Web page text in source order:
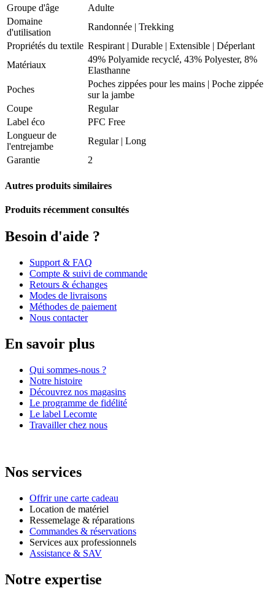
Groupe d'âge
Adulte
Domaine
d'utilisation
Randonnée | Trekking
Propriétés du textile Respirant | Durable | Extensible | Déperlant
Matériaux
49% Polyamide recyclé, 43% Polyester, 8%
Elasthanne
Poches
Poches zippées pour les mains | Poche zippée
sur la jambe
Coupe
Regular
Label éco
PFC Free
Longueur de
l'entrejambe
Regular | Long
Garantie
2
Autres produits similaires
Produits récemment consultés
Besoin d'aide ?
Support & FAQ
Compte & suivi de commande
Retours & échanges
Modes de livraisons
Méthodes de paiement
Nous contacter
En savoir plus
Qui sommes-nous ?
Notre histoire
Découvrez nos magasins
Le programme de fidélité
Le label Lecomte
Travailler chez nous
Nos services
Offrir une carte cadeau
Location de matériel
Ressemelage & réparations
Commandes & réservations
Services aux professionnels
Assistance & SAV
Notre expertise